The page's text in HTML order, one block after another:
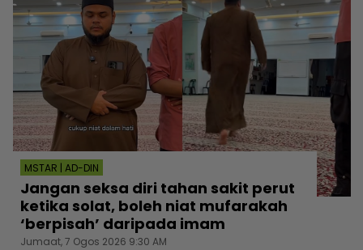
MSTAR | AD-DIN
Jangan seksa diri tahan sakit perut
ketika solat, boleh niat mufarakah
‘berpisah’ daripada imam
Jumaat, 7 Ogos 2026 9:30 AM